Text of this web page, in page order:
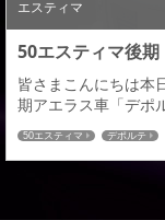
エスティマ
50エスティマ後
皆さまこんにちは本
期アエラス車「デポ
ます♪ようやくフロ
デザインという事も
作り込みながら変更
にもご期待下さい
テの存在感をさら
50エスティマ デポルテ